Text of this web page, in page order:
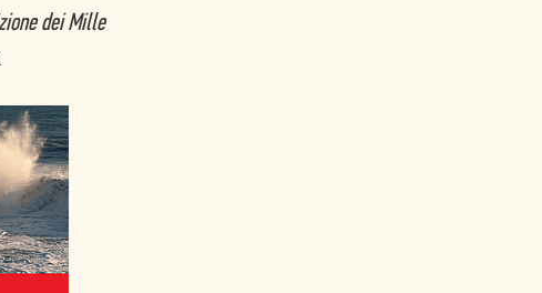
dei Mille